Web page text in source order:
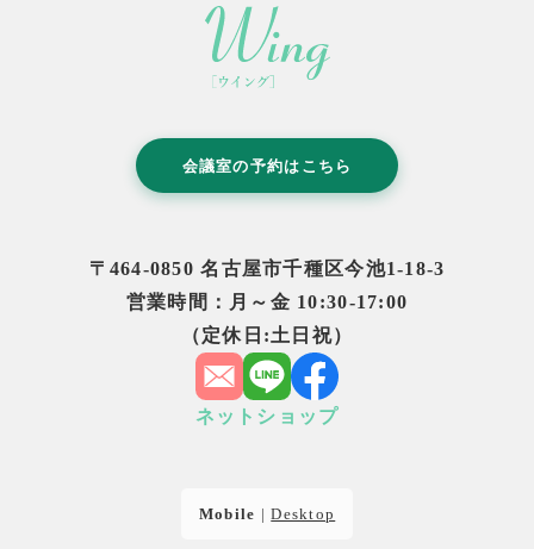
会議室の予約はこちら
〒464-0850 名古屋市千種区今池1-18-3
営業時間：月～金 10:30-17:00
（定休日:土日祝）
ネットショップ
Mobile |Desktop